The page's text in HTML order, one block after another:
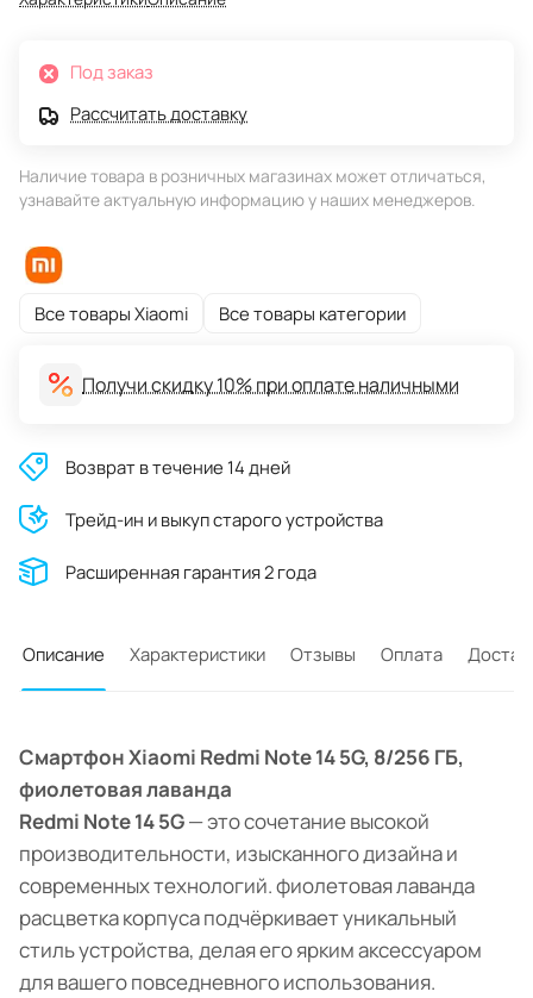
Под заказ
Рассчитать доставку
Наличие товара в розничных магазинах может отличаться,
узнавайте актуальную информацию у наших менеджеров.
Все товары Xiaomi Все товары категории
Получи скидку 10% при оплате наличными
Возврат в течение 14 дней
Трейд-ин и выкуп старого устройства
Расширенная гарантия 2 года
Описание Характеристики Отзывы Оплата
Смартфон Xiaomi Redmi Note 14 5G, 8/256 ГБ,
фиолетовая лаванда
Redmi Note 14 5G— это сочетание высокой
производительности, изысканного дизайна и
современных технологий. фиолетовая лаванда
расцветка корпуса подчёркивает уникальный
стиль устройства, делая его ярким аксессуаром
для вашего повседневного использования.